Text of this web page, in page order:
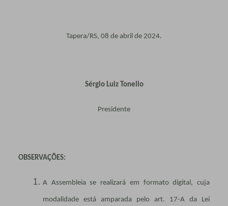
Tapera/RS, 08 de abril de 2024.
Sérgio Luiz Tonello
Presidente
OBSERVAÇÕES:
A Assembleia se realizará em formato digital, cuja
modalidade está amparada pelo art. 17-A da Lei